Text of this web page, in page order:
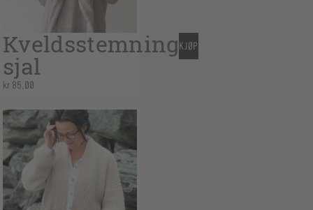
Kveldsstemning
sjal
kr 85,00
KJØP